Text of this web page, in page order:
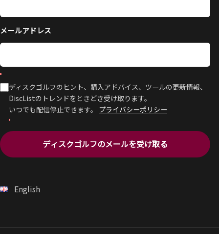
メールアドレス
ディスクゴルフのヒント、購入アドバイス、ツールの更新情報、
DiscListのトレンドをときどき受け取ります。
いつでも配信停止できます。 プライバシーポリシー
ディスクゴルフのメールを受け取る
English